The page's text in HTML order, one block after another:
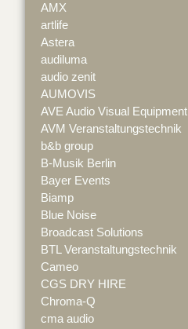
AMX
artlife
Astera
audiluma
audio zenit
AUMOVIS
AVE Audio Visual Equipment
AVM Veranstaltungstechnik
b&b group
B-Musik Berlin
Bayer Events
Biamp
Blue Noise
Broadcast Solutions
BTL Veranstaltungstechnik
Cameo
CGS DRY HIRE
Chroma-Q
cma audio